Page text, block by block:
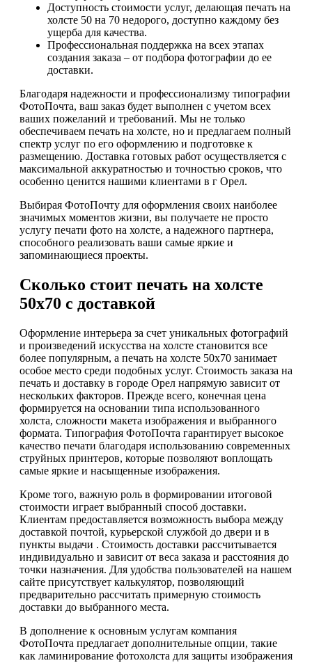
Доступность стоимости услуг, делающая печать на
холсте 50 на 70 недорого, доступно каждому без
ущерба для качества.
Профессиональная поддержка на всех этапах
создания заказа – от подбора фотографии до ее
доставки.
Благодаря надежности и профессионализму типографии
ФотоПочта, ваш заказ будет выполнен с учетом всех
ваших пожеланий и требований. Мы не только
обеспечиваем печать на холсте, но и предлагаем полный
спектр услуг по его оформлению и подготовке к
размещению. Доставка готовых работ осуществляется с
максимальной аккуратностью и точностью сроков, что
особенно ценится нашими клиентами в г Орел.
Выбирая ФотоПочту для оформления своих наиболее
значимых моментов жизни, вы получаете не просто
услугу печати фото на холсте, а надежного партнера,
способного реализовать ваши самые яркие и
запоминающиеся проекты.
Сколько стоит печать на холсте
50х70 с доставкой
Оформление интерьера за счет уникальных фотографий
и произведений искусства на холсте становится все
более популярным, а печать на холсте 50х70 занимает
особое место среди подобных услуг. Стоимость заказа на
печать и доставку в городе Орел напрямую зависит от
нескольких факторов. Прежде всего, конечная цена
формируется на основании типа использованного
холста, сложности макета изображения и выбранного
формата. Типография ФотоПочта гарантирует высокое
качество печати благодаря использованию современных
струйных принтеров, которые позволяют воплощать
самые яркие и насыщенные изображения.
Кроме того, важную роль в формировании итоговой
стоимости играет выбранный способ доставки.
Клиентам предоставляется возможность выбора между
доставкой почтой, курьерской службой до двери и в
пункты выдачи . Стоимость доставки рассчитывается
индивидуально и зависит от веса заказа и расстояния до
точки назначения. Для удобства пользователей на нашем
сайте присутствует калькулятор, позволяющий
предварительно рассчитать примерную стоимость
доставки до выбранного места.
В дополнение к основным услугам компания
ФотоПочта предлагает дополнительные опции, такие
как ламинирование фотохолста для защиты изображения